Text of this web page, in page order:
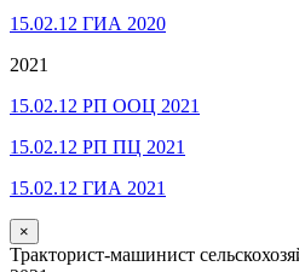
15.02.12 ГИА 2020
2021
15.02.12 РП ООЦ 2021
15.02.12 РП ПЦ 2021
15.02.12 ГИА 2021
×
Тракторист-машинист